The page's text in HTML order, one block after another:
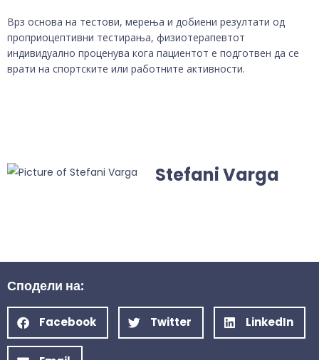
Врз основа на тестови, мерења и добиени резултати од
проприоцептивни тестирања, физиотерапевтот
индивидуално проценува кога пациентот е подготвен да се
врати на спортските или работните активности.
Stefani Varga
Сподели на:
Facebook Twitter LinkedIn